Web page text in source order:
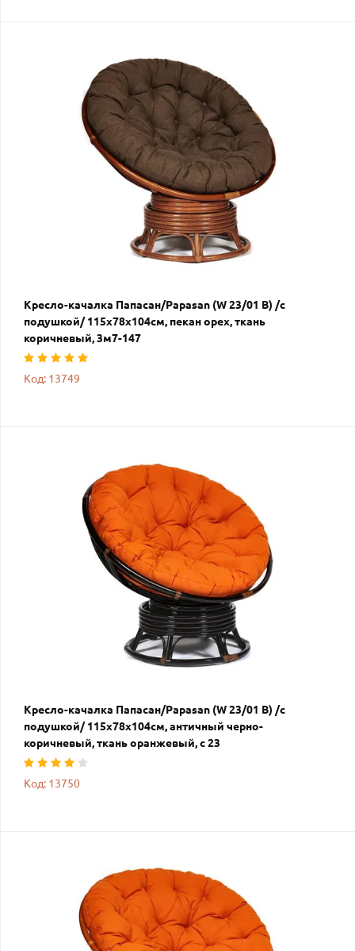
Кресло-качалка Папасан/Papasan (W 23/01 B) /с
подушкой/ 115х78х104см, пекан орех, ткань
коричневый, 3м7-147
Код: 13749
Кресло-качалка Папасан/Papasan (W 23/01 B) /с
подушкой/ 115х78х104см, античный черно-
коричневый, ткань оранжевый, с 23
Код: 13750